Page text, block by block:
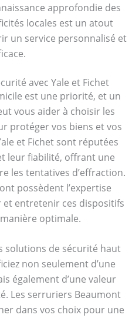
approfondie des
locales est un atout
un service personnalisé et
avec Yale et Fichet
est une priorité, et un
vous aider à choisir les
protéger vos biens et vos
et Fichet sont réputées
leur fiabilité, offrant une
les tentatives d’effraction.
possèdent l’expertise
entretenir ces dispositifs
optimale.
solutions de sécurité haut
non seulement d’une
également d’une valeur
Les serruriers Beaumont
dans vos choix pour une